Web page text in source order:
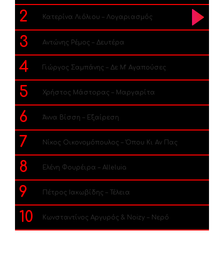
2 Κατερίνα Λιόλιου – Λογαριασμός
3 Αντώνης Ρέμος – Δευτέρα
4 Γιώργος Σαμπάνης – Δε Μ’ Αγαπούσες
5 Χρήστος Μάστορας – Μαργαρίτα
6 Άννα Βίσση – Εξαίρεση
7 Νίκος Οικονομόπουλος – Όπου Κι Αν Πας
8 Ελένη Φουρέιρα – Alleluia
9 Πέτρος Ιακωβίδης – Τέλεια
10 Κωνσταντίνος Αργυρός & Noizy – Νερό